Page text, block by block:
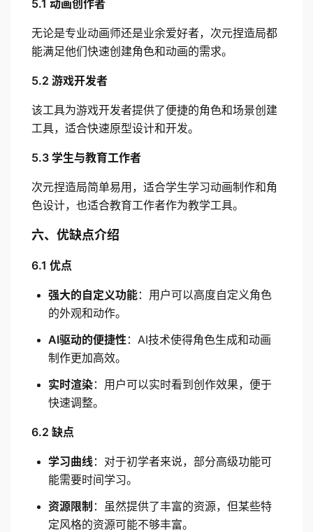
5.1 动画创作者
无论是专业动画师还是业余爱好者，次元捏造局都
能满足他们快速创建角色和动画的需求。
5.2 游戏开发者
该工具为游戏开发者提供了便捷的角色和场景创建
工具，适合快速原型设计和开发。
5.3 学生与教育工作者
次元捏造局简单易用，适合学生学习动画制作和角
色设计，也适合教育工作者作为教学工具。
六、优缺点介绍
6.1 优点
强大的自定义功能：用户可以高度自定义角色
的外观和动作。
AI驱动的便捷性 ：AI技术使得角色生成和动画
制作更加高效。
实时渲染：用户可以实时看到创作效果，便于
快速调整。
6.2 缺点
学习曲线：对于初学者来说，部分高级功能可
能需要时间学习。
资源限制 ：虽然提供了丰富的资源，但某些特
定风格的资源可能不够丰富。